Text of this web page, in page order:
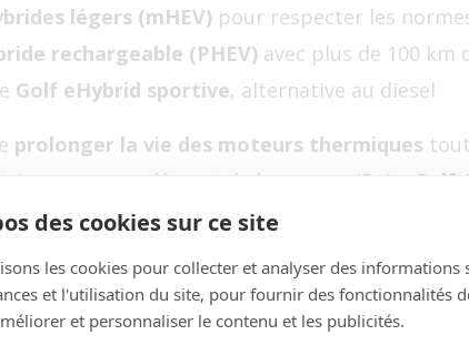
légers (mHEV)pour respecter les
rechargeable (PHEV)avec plus de 100 km
Golf eHybrid sportive, alternative au diesel
prolonger la vie des moteurs thermiquestout
en complément de la gamme ID. La
Golf
un autre nom ou en parallèle.
bien présente
les passionnés:la Golf GTI sera bien reconduite
des cookies sur ce site
les cookies pour collecter et analyser des informations
et l'utilisation du site, pour fournir des fonctionnalités
et personnaliser le contenu et les publicités.